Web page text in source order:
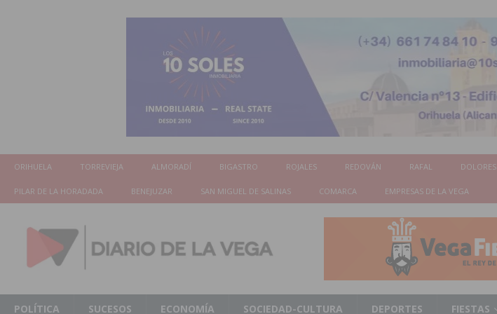
ORIHUELA TORREVIEJA ALMORADÍ BIGASTRO ROJALES REDOVÁN RAFAL DOLORES
PILAR DE LA HORADADA BENEJUZAR SAN MIGUEL DE SALINAS COMARCA EMPRESAS DE LA VEGA
POLÍTICA SUCESOS ECONOMÍA SOCIEDAD-CULTURA DEPORTES FIESTAS